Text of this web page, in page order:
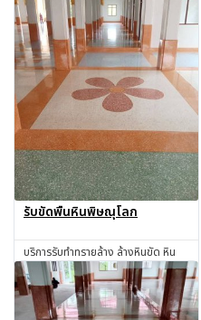
รับขัดพื้นหินพิษณุโลก
บริการรับทำทรายล้าง ล้างหินขัด หิน
ล้าง ทรายล้าง ทำทรายล้าง ช่างทราย
ล้าง ช่างหินขัด รับทำหินขัด รับทำหิน
อ่อน รับเหมาทำทรายล้าง โดยช่างผู้มี
ประสบการณ์มากกว่า 30 ปี พิษณุโลก
สอบถาม